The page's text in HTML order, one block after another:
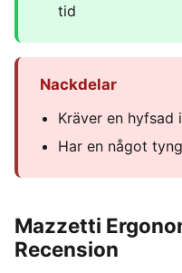
tid
Nackdelar
Kräver en hyfsad
Har en något
Mazzetti
Recension